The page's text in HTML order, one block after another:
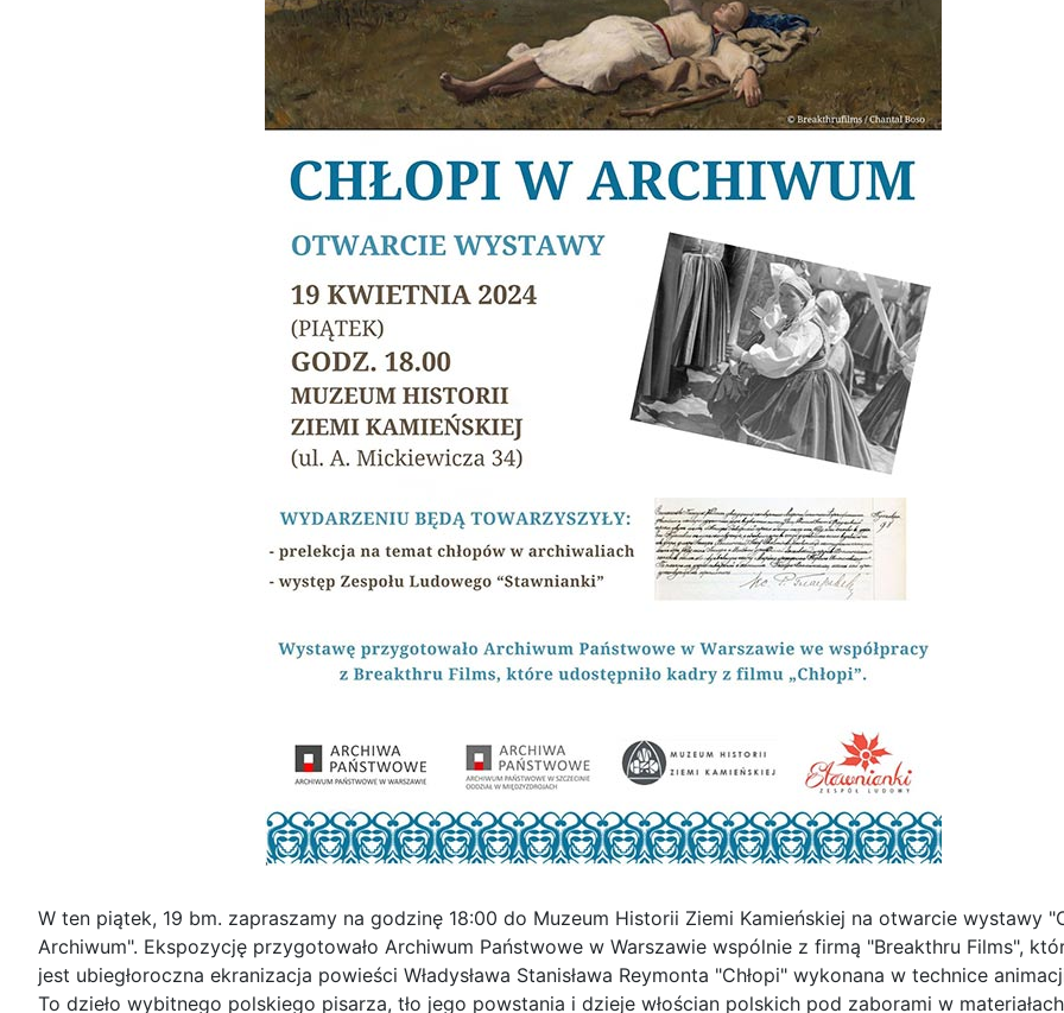
W ten piątek, 19 bm. zapraszamy na godzinę 18:00 do Muzeum Historii Ziemi Kamieńskiej na otwarcie wystawy
Archiwum". Ekspozycję przygotowało Archiwum Państwowe w Warszawie wspólnie z firmą "Breakthru Films",
jest ubiegłoroczna ekranizacja powieści Władysława Stanisława Reymonta "Chłopi" wykonana w technice
To dzieło wybitnego polskiego pisarza, tło jego powstania i dzieje włościan polskich pod zaborami w materiałach